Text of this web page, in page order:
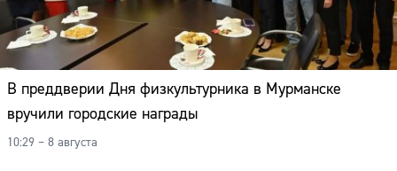
В преддверии Дня физкультурника в Мурманске
вручили городские награды
10:29 – 8 августа